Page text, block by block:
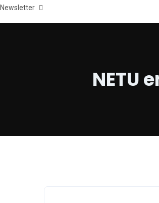
Newsletter
NETU